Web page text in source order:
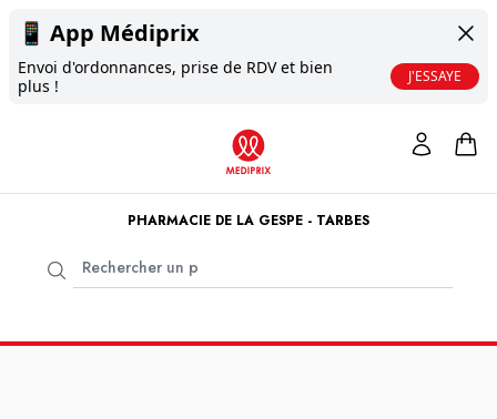
📱 App Médiprix
Envoi d'ordonnances, prise de RDV et bien
plus !
J'ESSAYE
PHARMACIE DE LA GESPE - TARBES